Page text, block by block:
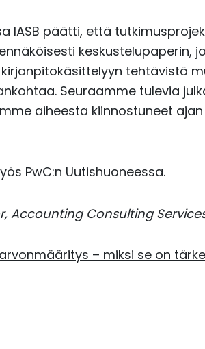
IASB päätti, että
keskustelupaperin,
tehtävistä
Seuraamme tulevia
aiheesta kiinnostuneet
PwC:n Uutishuoneessa.
Accounting Consulting
– miksi se on